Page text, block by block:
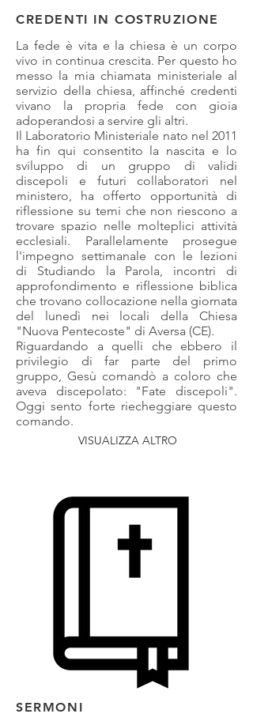
CREDENTI IN COSTRUZIONE
La fede è vita e la chiesa è un corpo
vivo in continua crescita. Per questo ho
messo la mia chiamata ministeriale al
servizio della chiesa, affinché credenti
vivano la propria fede con gioia
adoperandosi a servire gli altri.
Il Laboratorio Ministeriale nato nel 2011
ha fin qui consentito la nascita e lo
sviluppo di un gruppo di validi
discepoli e futuri collaboratori nel
ministero, ha offerto opportunità di
riflessione su temi che non riescono a
trovare spazio nelle molteplici attività
ecclesiali. Parallelamente prosegue
l'impegno settimanale con le lezioni
di Studiando la Parola, incontri di
approfondimento e riflessione biblica
che trovano collocazione nella giornata
del lunedì nei locali della Chiesa
"Nuova Pentecoste" di Aversa (CE).
Riguardando a quelli che ebbero il
privilegio di far parte del primo
gruppo, Gesù comandò a coloro che
aveva discepolato: "Fate discepoli".
Oggi sento forte riecheggiare questo
comando.
VISUALIZZA ALTRO
SERMONI